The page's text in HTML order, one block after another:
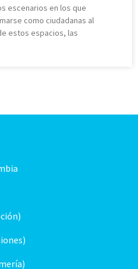
escenarios en los que
como ciudadanas al
estos espacios, las